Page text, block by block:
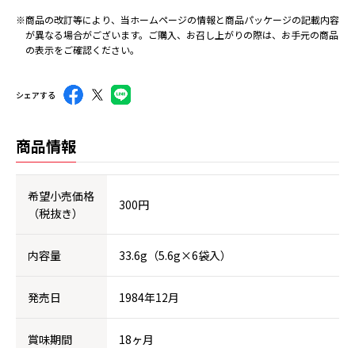
※商品の改訂等により、当ホームページの情報と商品パッケージの記載内容
が異なる場合がございます。ご購入、お召し上がりの際は、お手元の商品
の表示をご確認ください。
シェアする
商品情報
希望小売価格
（税抜き）
300円
内容量 33.6g（5.6g×6袋入）
発売日 1984年12月
賞味期間 18ヶ月